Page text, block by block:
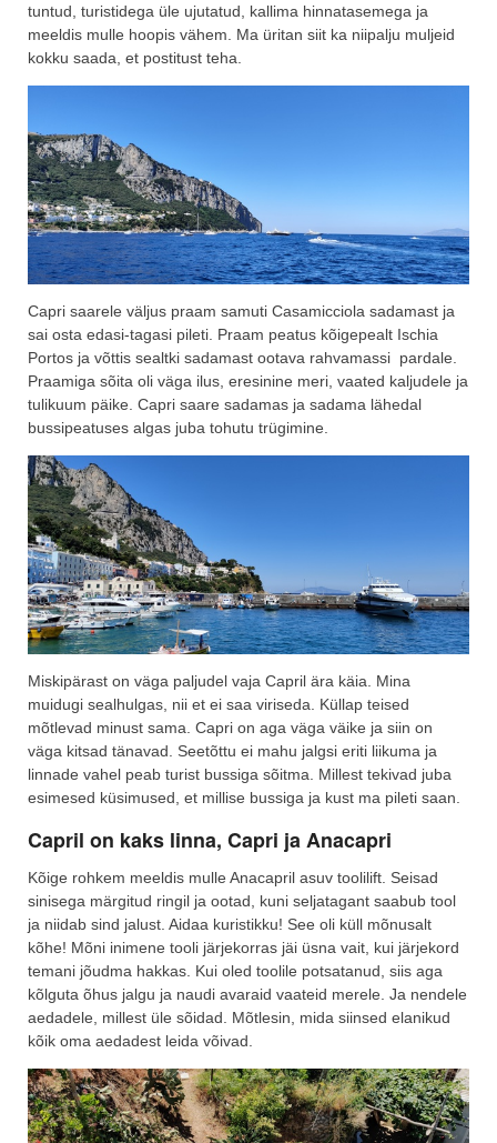
tuntud, turistidega üle ujutatud, kallima hinnatasemega ja
meeldis mulle hoopis vähem. Ma üritan siit ka niipalju muljeid
kokku saada, et postitust teha.
Capri saarele väljus praam samuti Casamicciola sadamast ja
sai osta edasi-tagasi pileti. Praam peatus kõigepealt Ischia
Portos ja võttis sealtki sadamast ootava rahvamassi pardale.
Praamiga sõita oli väga ilus, eresinine meri, vaated kaljudele ja
tulikuum päike. Capri saare sadamas ja sadama lähedal
bussipeatuses algas juba tohutu trügimine.
Miskipärast on väga paljudel vaja Capril ära käia. Mina
muidugi sealhulgas, nii et ei saa viriseda. Küllap teised
mõtlevad minust sama. Capri on aga väga väike ja siin on
väga kitsad tänavad. Seetõttu ei mahu jalgsi eriti liikuma ja
linnade vahel peab turist bussiga sõitma. Millest tekivad juba
esimesed küsimused, et millise bussiga ja kust ma pileti saan.
Capril on kaks linna, Capri ja Anacapri
Kõige rohkem meeldis mulle Anacapril asuv toolilift. Seisad
sinisega märgitud ringil ja ootad, kuni seljatagant saabub tool
ja niidab sind jalust. Aidaa kuristikku! See oli küll mõnusalt
kõhe! Mõni inimene tooli järjekorras jäi üsna vait, kui järjekord
temani jõudma hakkas. Kui oled toolile potsatanud, siis aga
kõlguta õhus jalgu ja naudi avaraid vaateid merele. Ja nendele
aedadele, millest üle sõidad. Mõtlesin, mida siinsed elanikud
kõik oma aedadest leida võivad.